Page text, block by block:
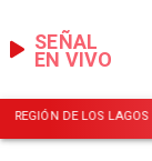
EN VIVO
SEÑAL
REGIÓN DE LOS LAGOS